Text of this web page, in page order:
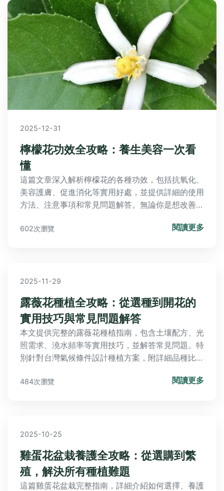
2025-12-31
檸檬花功效全攻略：養生美容一次看
懂
這篇文章深入解析檸檬花的各種功效，包括抗氧化、
美容護膚、促進消化等實用好處，並提供詳細的使用
方法、注意事項和常見問題解答。無論你是想改善健
助你充分利用檸檬花的潛力。
602次瀏覽 閱讀更多
2025-11-29
露薇花種植全攻略：從選種到開花的
實用技巧與常見問題解答
本文提供完整的露薇花種植指南，包含土壤配方、光
照需求、澆水頻率等實用技巧，並解答常見問題。特
別針對台灣氣候條件設計種植方案，附詳細品種比較
花。
484次瀏覽 閱讀更多
2025-10-25
雞蛋花盆栽養護全攻略：從選購到繁
殖，解決所有種植難題
這篇雞蛋花盆栽完整指南，詳細介紹如何選擇、養護